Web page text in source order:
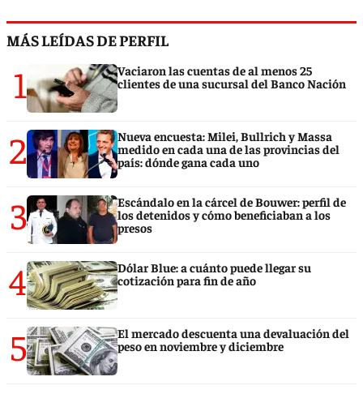
MÁS LEÍDAS DE PERFIL
1
Vaciaron las cuentas de al menos 25
clientes de una sucursal del Banco Nación
2
Nueva encuesta: Milei, Bullrich y Massa
medido en cada una de las provincias del
país: dónde gana cada uno
3
Escándalo en la cárcel de Bouwer: perfil de
los detenidos y cómo beneficiaban a los
presos
4
Dólar Blue: a cuánto puede llegar su
cotización para fin de año
5
El mercado descuenta una devaluación del
peso en noviembre y diciembre